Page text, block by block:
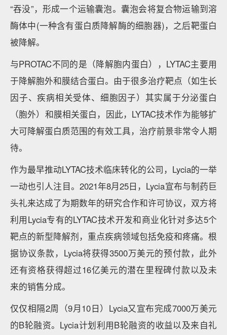
“吞没”，形成一个运输囊泡。囊泡会将复合物运输到溶
酶体中(一种含有蛋白质降解酶的细胞器)，之后靶蛋白
被降解。
与PROTAC不同的是（降解胞内蛋白），LYTAC主要用
于降解胞外和膜结合蛋白。由于很多治疗靶点（如生长
因子、疾病相关受体、细胞因子）其实属于分泌蛋白
（胞外）和膜相关蛋白，因此，LYTAC技术作为能够扩
大可降解蛋白质范围的有效工具，治疗前景非常令人期
待。
作为最早推动LYTAC技术临床转化的公司，Lycia的一举
一动也引人注目。2021年8月25日，Lycia宣布与制药巨
头礼来达成了为期数年的研究合作和许可协议，双方将
利用Lycia专有的LYTAC技术开发和商业化针对多达5个
靶点的新型降解剂，重点疾病领域包括免疫和疼痛。根
据协议条款，Lycia将获得3500万美元的预付款，此外
还有资格获得超过16亿美元的潜在里程碑付款以及未
来的销售分成。
仅仅相隔2周（9月10日）Lycia又宣布完成7000万美元
的B轮融资。Lycia计划利用B轮融资的收益以及来自礼